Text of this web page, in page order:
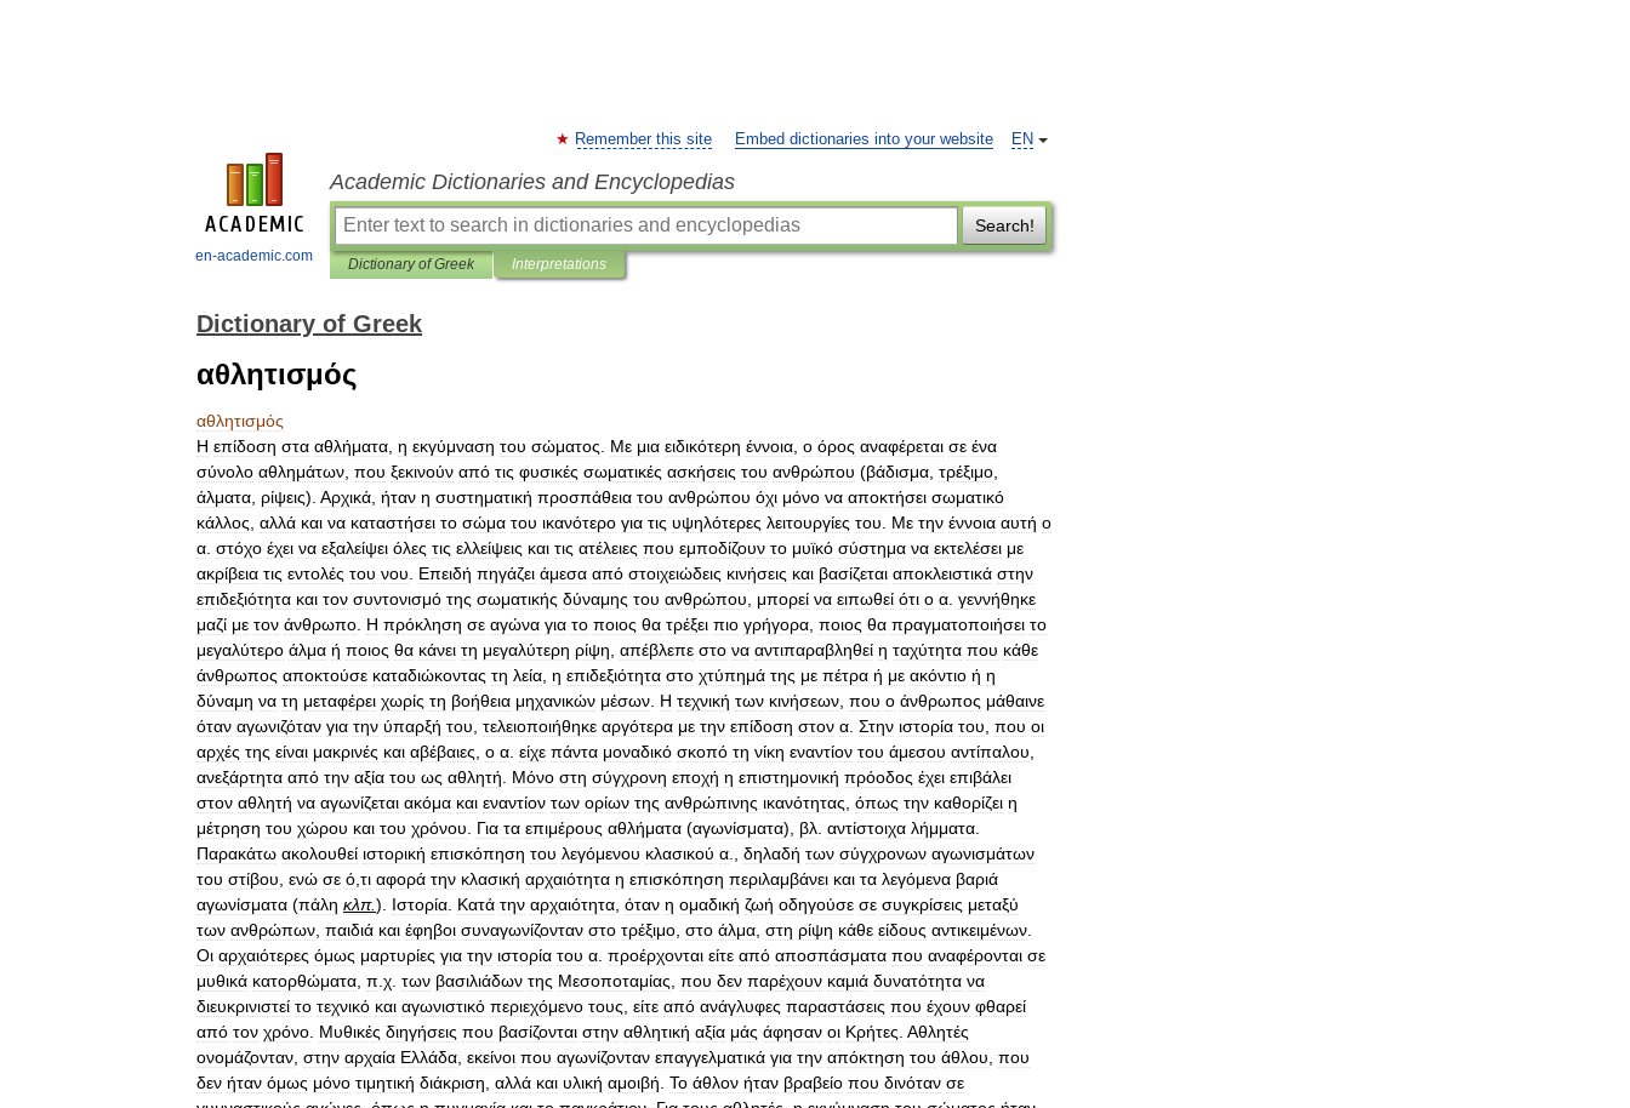
en-academic.com
EN
Remember this site Embed dictionaries into your website
Academic Dictionaries and Encyclopedias
Search!
Dictionary of Greek Interpretations
Dictionary of Greek
αθλητισμός
αθλητισμός
Η επίδοση στα αθλήματα η εκγύμναση του σώματος Με μια ειδικότερη έννοια ο όρος αναφέρεται σε ένα
σύνολο αθλημάτων που ξεκινούν από τις φυσικές σωματικές ασκήσεις του ανθρώπου (βάδισμα τρέξιμο
άλματα ρίψεις). Αρχικά ήταν η συστηματική προσπάθεια του ανθρώπου όχι μόνο να αποκτήσει σωματικό
κάλλος αλλά και να καταστήσει το σώμα του ικανότερο για τις υψηλότερες λειτουργίες του Με την έννοια αυτή ο
α στόχο έχει να εξαλείψει όλες τις ελλείψεις και τις ατέλειες που εμποδίζουν το μυϊκό σύστημα να εκτελέσει με
ακρίβεια τις εντολές του νου Επειδή πηγάζει άμεσα από στοιχειώδεις κινήσεις και βασίζεται αποκλειστικά στην
επιδεξιότητα και τον συντονισμό της σωματικής δύναμης του ανθρώπου μπορεί να ειπωθεί ότι ο α γεννήθηκε
μαζί με τον άνθρωπο Η πρόκληση σε αγώνα για το ποιος θα τρέξει πιο γρήγορα ποιος θα πραγματοποιήσει το
μεγαλύτερο άλμα ή ποιος θα κάνει τη μεγαλύτερη ρίψη απέβλεπε στο να αντιπαραβληθεί η ταχύτητα που κάθε
άνθρωπος αποκτούσε καταδιώκοντας τη λεία η επιδεξιότητα στο χτύπημά της με πέτρα ή με ακόντιο ή η
δύναμη να τη μεταφέρει χωρίς τη βοήθεια μηχανικών μέσων Η τεχνική των κινήσεων που ο άνθρωπος μάθαινε
όταν αγωνιζόταν για την ύπαρξή του τελειοποιήθηκε αργότερα με την επίδοση στον α Στην ιστορία του που οι
αρχές της είναι μακρινές και αβέβαιες ο α είχε πάντα μοναδικό σκοπό τη νίκη εναντίον του άμεσου αντίπαλου
ανεξάρτητα από την αξία του ως αθλητή Μόνο στη σύγχρονη εποχή η επιστημονική πρόοδος έχει επιβάλει
στον αθλητή να αγωνίζεται ακόμα και εναντίον των ορίων της ανθρώπινης ικανότητας όπως την καθορίζει η
μέτρηση του χώρου και του χρόνου Για τα επιμέρους αθλήματα (αγωνίσματα), βλ αντίστοιχα λήμματα
Παρακάτω ακολουθεί ιστορική επισκόπηση του λεγόμενου κλασικού α δηλαδή των σύγχρονων αγωνισμάτων
του στίβου ενώ σε ό τι αφορά την κλασική αρχαιότητα η επισκόπηση περιλαμβάνει και τα λεγόμενα βαριά
αγωνίσματα (πάλη κλπ.). Ιστορία Κατά την αρχαιότητα όταν η ομαδική ζωή οδηγούσε σε συγκρίσεις μεταξύ
των ανθρώπων παιδιά και έφηβοι συναγωνίζονταν στο τρέξιμο στο άλμα στη ρίψη κάθε είδους αντικειμένων
Οι αρχαιότερες όμως μαρτυρίες για την ιστορία του α προέρχονται είτε από αποσπάσματα που αναφέρονται σε
μυθικά κατορθώματα π χ των βασιλιάδων της Μεσοποταμίας που δεν παρέχουν καμιά δυνατότητα να
διευκρινιστεί το τεχνικό και αγωνιστικό περιεχόμενο τους είτε από ανάγλυφες παραστάσεις που έχουν φθαρεί
από τον χρόνο Μυθικές διηγήσεις που βασίζονται στην αθλητική αξία μάς άφησαν οι Κρήτες Αθλητές
ονομάζονταν στην αρχαία Ελλάδα εκείνοι που αγωνίζονταν επαγγελματικά για την απόκτηση του άθλου που
δεν ήταν όμως μόνο τιμητική διάκριση αλλά και υλική αμοιβή Το άθλον ήταν βραβείο που δινόταν σε